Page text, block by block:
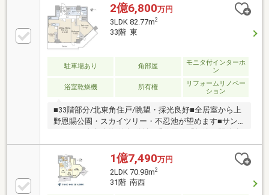
2億6,800万円
3LDK 82.77m2
33階 東
駐車場あり 角部屋
モニタ付インターホ
ン
浴室乾燥機 所有権
リフォームリノベー
ション
■33階部分/北東角住戸/眺望・採光良好■全居室から上
野恩賜公園・スカイツリー・不忍池が望めます■サン
4分、山手線「上野」駅を含む複数路線利用可◎24時
間有人管理(夜間警備員対応)のため防犯面も安心です
◎最上階にはスカイビューラウンジがあり、周辺の豊
かな緑が望めます◎フロントサービスやゲストルーム
1億7,490万円
2LDK 70.98m2
31階 南西